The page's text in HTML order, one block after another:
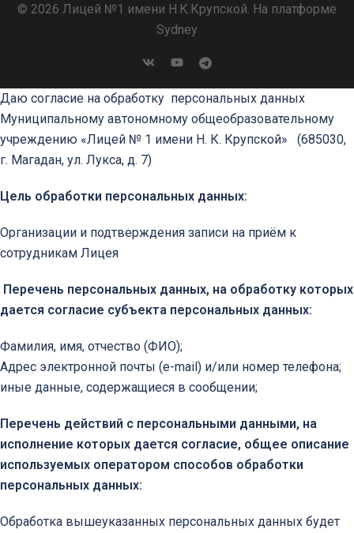
© 2026 Лицей №1 имени Н.К.Крупской. На платформе
Sydney
Даю согласие на обработку персональных данных
Муниципальному автономному общеобразовательному
учреждению «Лицей № 1 имени Н. К. Крупской»
(685030,
г. Магадан, ул. Лукса, д. 7)
Цель обработки персональных данных:
Организации и подтверждения записи на приём к
сотрудникам Лицея
Перечень персональных данных, на обработку которых
дается согласие субъекта персональных данных:
Фамилия, имя, отчество (ФИО);
Адрес электронной почты (e-mail) и/или номер телефона;
иные данные, содержащиеся в сообщении;
Перечень действий с персональными данными, на
исполнение которых дается согласие, общее описание
используемых оператором способов обработки
персональных данных:
Обработка вышеуказанных персональных данных будет